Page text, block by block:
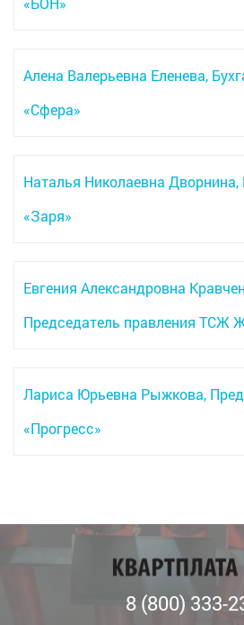
Алена Валерьевна Еленева,
«Сфера»
Наталья Николаевна Дворнина,
«Заря»
Евгения Александровна
Председатель правления ТСЖ
Лариса Юрьевна Рыжкова,
«Прогресс»
8 (800) 333-